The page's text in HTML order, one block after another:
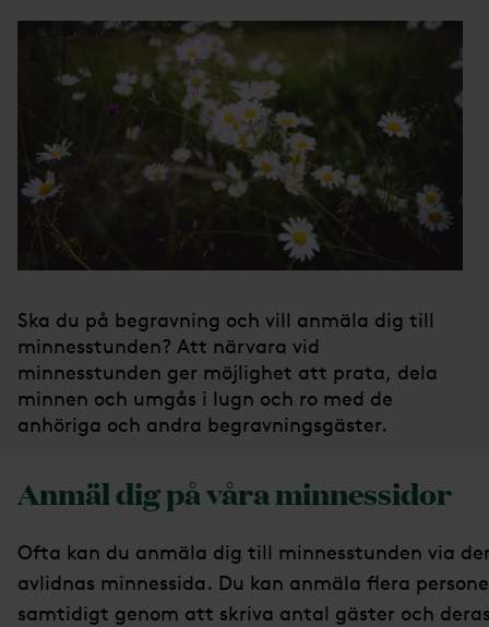
Ska du på begravning och vill anmäla dig till
minnesstunden? Att närvara vid
minnesstunden ger möjlighet att prata, dela
minnen och umgås i lugn och ro med de
anhöriga och andra begravningsgäster.
Anmäl dig på våra minnessidor
Ofta kan du anmäla dig till minnesstunden via
avlidnas minnessida. Du kan anmäla flera
samtidigt genom att skriva antal gäster och